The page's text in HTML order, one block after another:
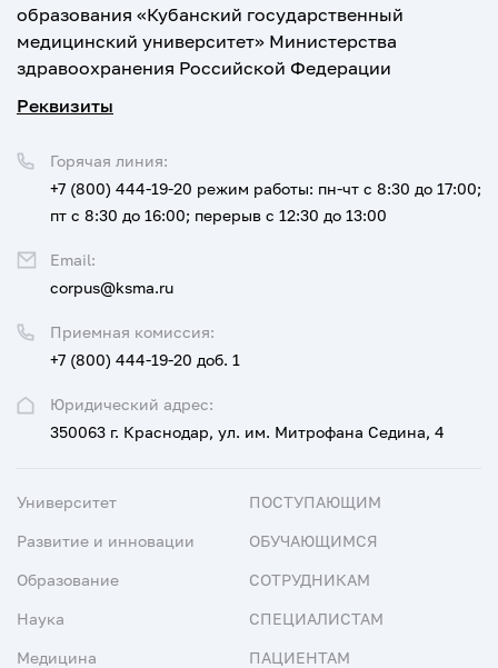
образования «Кубанский государственный
медицинский университет» Министерства
здравоохранения Российской Федерации
Реквизиты
Юридический адрес:
350063 г. Краснодар, ул. им. Митрофана Седина, 4
Приемная комиссия:
+7 (800) 444-19-20 доб. 1
Горячая линия:
+7 (800) 444-19-20 режим работы: пн-чт с 8:30 до 17:00;
пт с 8:30 до 16:00; перерыв с 12:30 до 13:00
Email:
corpus@ksma.ru
Университет
Развитие и инновации
Образование
Наука
Медицина
ПОСТУПАЮЩИМ
ОБУЧАЮЩИМСЯ
СОТРУДНИКАМ
СПЕЦИАЛИСТАМ
ПАЦИЕНТАМ